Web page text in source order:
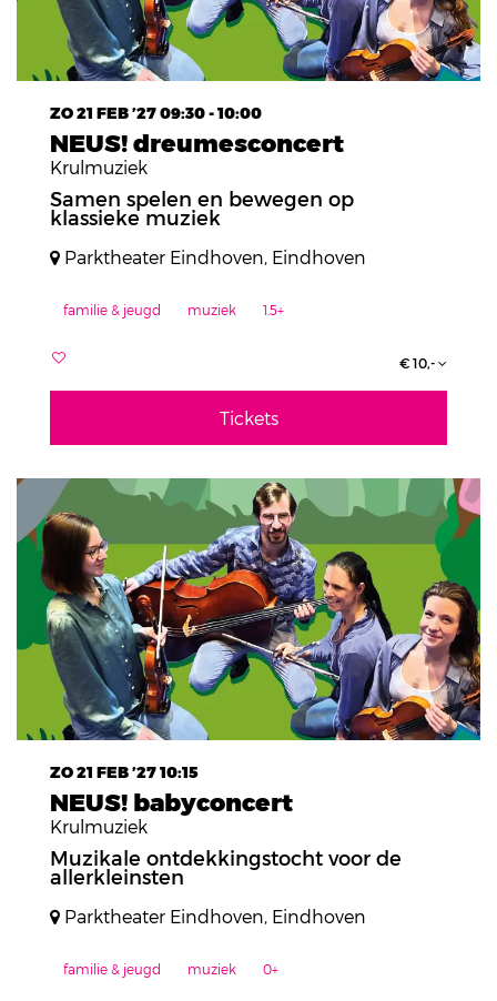
NEUS! dreumesconcert
Krulmuziek
ZO 21 FEB ’2709:30 - 10:00
Samen spelen en bewegen op
klassieke muziek
Parktheater Eindhoven, Eindhoven
familie & jeugd muziek 1.5+
€ 10,-
Tickets
NEUS! babyconcert
Krulmuziek
ZO 21 FEB ’2710:15
Muzikale ontdekkingstocht voor de
allerkleinsten
Parktheater Eindhoven, Eindhoven
familie & jeugd muziek 0+